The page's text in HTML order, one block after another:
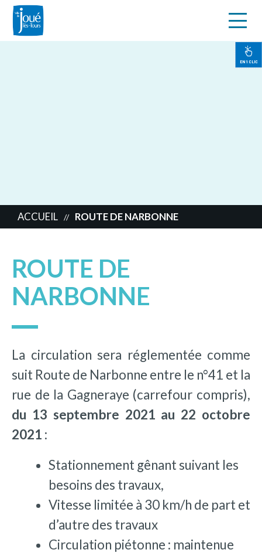
EN 1 CLIC
ACCUEIL // ROUTE DE NARBONNE
ROUTE DE
NARBONNE
La circulation sera réglementée comme
suit Route de Narbonne entre le n°41 et la
rue de la Gagneraye (carrefour compris),
du 13 septembre 2021 au 22 octobre
2021 :
Stationnement gênant suivant les
besoins des travaux,
Vitesse limitée à 30 km/h de part et
d’autre des travaux
Circulation piétonne : maintenue